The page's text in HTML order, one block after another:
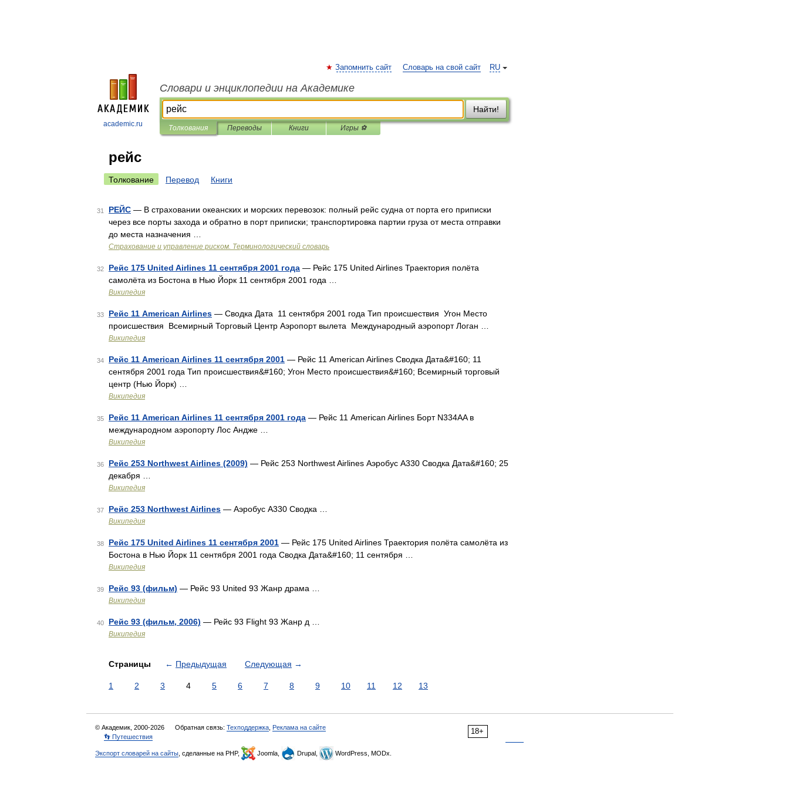
academic.ru
RU
Запомнить сайт Словарь на свой сайт
Словари и энциклопедии на Академике
Найти!
Толкования Переводы Книги Игры ⚽
рейс
Толкование Перевод Книги
31 РЕЙС — В страховании океанских и морских перевозок: полный рейс судна от порта его приписки
через все порты захода и обратно в порт приписки; транспортировка партии груза от места отправки
до места назначения …
Страхование и управление риском. Терминологический словарь
32 Рейс 175 United Airlines 11 сентября 2001 года — Рейс 175 United Airlines Траектория полёта
самолёта из Бостона в Нью Йорк 11 сентября 2001 года …
Википедия
33 Рейс 11 American Airlines — Сводка Дата 11 сентября 2001 года Тип происшествия Угон Место
происшествия Всемирный Торговый Центр Аэропорт вылета Международный аэропорт Логан …
Википедия
34 Рейс 11 American Airlines 11 сентября 2001 — Рейс 11 American Airlines Сводка Дата&#160; 11
сентября 2001 года Тип происшествия&#160; Угон Место происшествия&#160; Всемирный торговый
центр (Нью Йорк) …
Википедия
35 Рейс 11 American Airlines 11 сентября 2001 года — Рейс 11 American Airlines Борт N334AA в
международном аэропорту Лос Андже …
Википедия
36 Рейс 253 Northwest Airlines (2009) — Рейс 253 Northwest Airlines Аэробус A330 Сводка Дата&#160; 25
декабря …
Википедия
37 Рейс 253 Northwest Airlines — Аэробус A330 Сводка …
Википедия
38 Рейс 175 United Airlines 11 сентября 2001 — Рейс 175 United Airlines Траектория полёта самолёта из
Бостона в Нью Йорк 11 сентября 2001 года Сводка Дата&#160; 11 сентября …
Википедия
39 Рейс 93 (фильм) — Рейс 93 United 93 Жанр драма …
Википедия
40 Рейс 93 (фильм, 2006) — Рейс 93 Flight 93 Жанр д …
Википедия
Страницы ← Предыдущая Следующая →
1 2 3 4 5 6 7 8 9 10 11 12 13
18+
© Академик, 2000-2026 Обратная связь: Техподдержка Реклама на сайте
👣 Путешествия
Экспорт словарей на сайты , сделанные на PHP, Joomla, Drupal, WordPress, MODx.